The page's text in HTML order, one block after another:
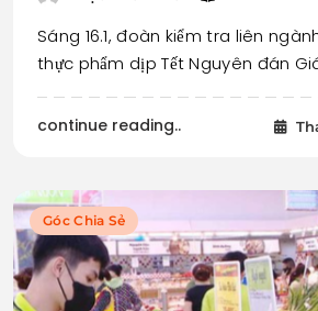
Sáng 16.1, đoàn kiểm tra liên
thực phẩm dịp Tết Nguyên đán
continue reading..
Góc Chia Sẻ